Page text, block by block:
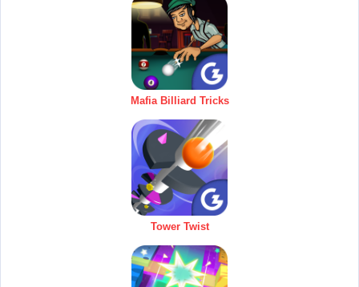
Mafia Billiard Tricks
Tower Twist